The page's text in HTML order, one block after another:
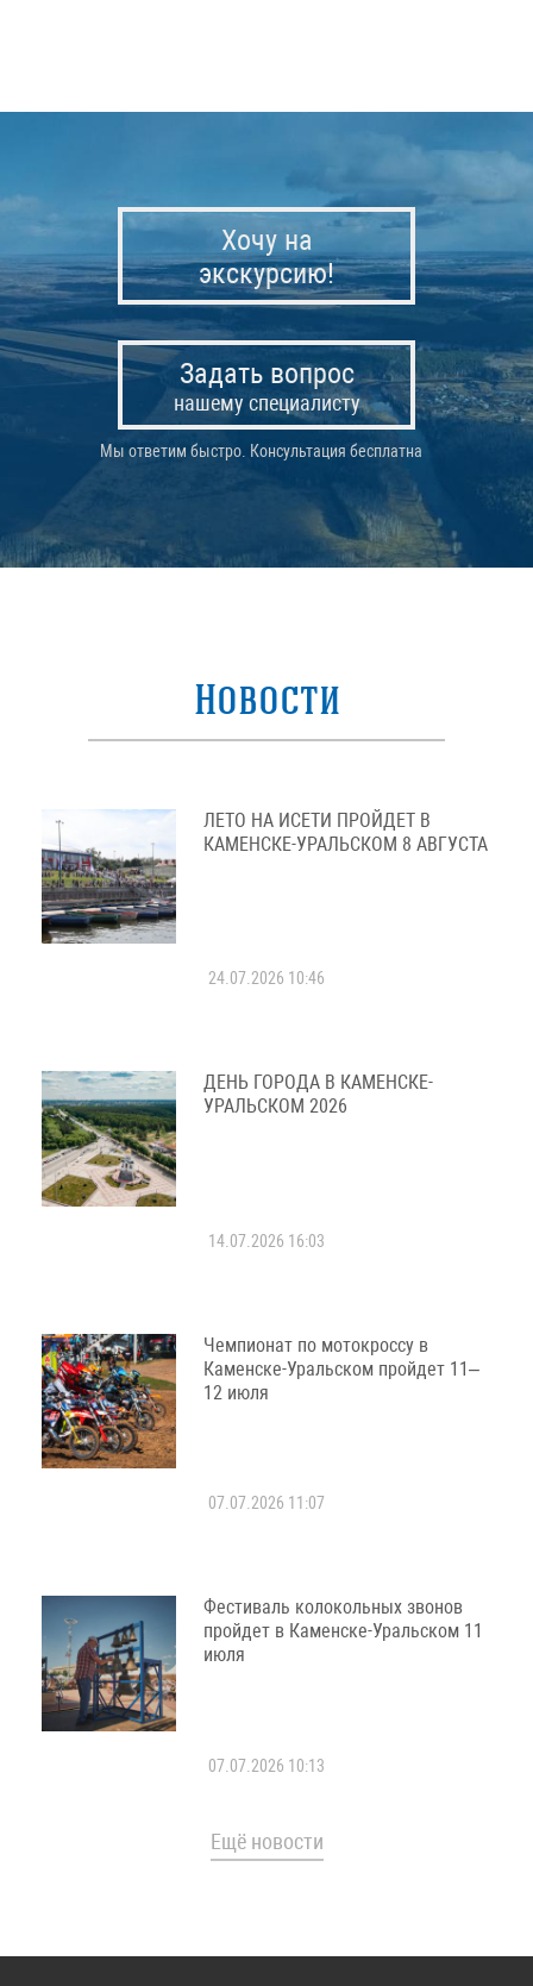
Хочу на
экскурсию!
Задать вопрос
нашему специалисту
Мы ответим быстро. Консультация бесплатна
Новости
ЛЕТО НА ИСЕТИ ПРОЙДЕТ В
КАМЕНСКЕ-УРАЛЬСКОМ 8 АВГУСТА
24.07.2026 10:46
ДЕНЬ ГОРОДА В КАМЕНСКЕ-
УРАЛЬСКОМ 2026
14.07.2026 16:03
Чемпионат по мотокроссу в
Каменске-Уральском пройдет 11–
12 июля
07.07.2026 11:07
Фестиваль колокольных звонов
пройдет в Каменске-Уральском 11
июля
07.07.2026 10:13
Ещё новости